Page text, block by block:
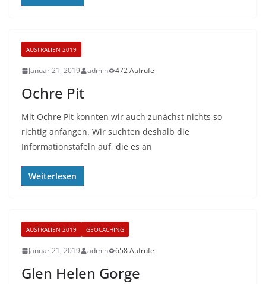
AUSTRALIEN 2019
Januar 21, 2019 admin 472 Aufrufe
Ochre Pit
Mit Ochre Pit konnten wir auch zunächst nichts so
richtig anfangen. Wir suchten deshalb die
Informationstafeln auf, die es an
Weiterlesen
AUSTRALIEN 2019 GEOCACHING
Januar 21, 2019 admin 658 Aufrufe
Glen Helen Gorge